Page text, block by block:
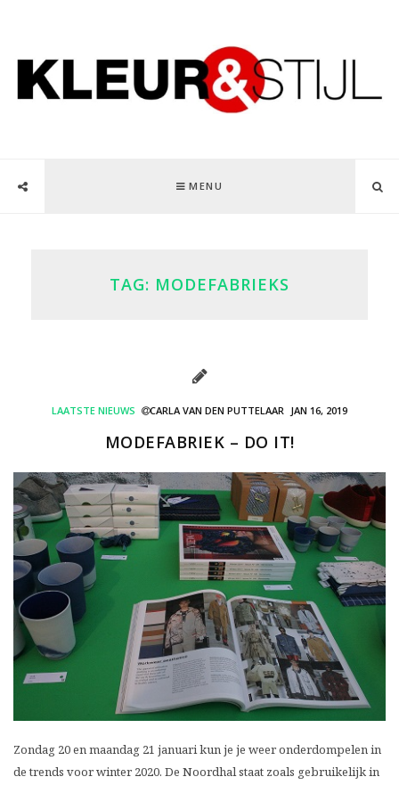
MENU
TAG: MODEFABRIEKS
LAATSTE NIEUWS CARLA VAN DEN PUTTELAAR JAN 16, 2019
MODEFABRIEK – DO IT!
Zondag 20 en maandag 21 januari kun je je weer onderdompelen in
de trends voor winter 2020. De Noordhal staat zoals gebruikelijk in